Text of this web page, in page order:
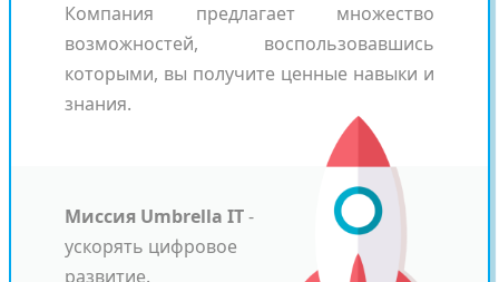
Компания предлагает множество
возможностей, воспользовавшись
которыми, вы получите ценные навыки и
знания.
Миссия Umbrella IT-
ускорять цифровое
развитие.